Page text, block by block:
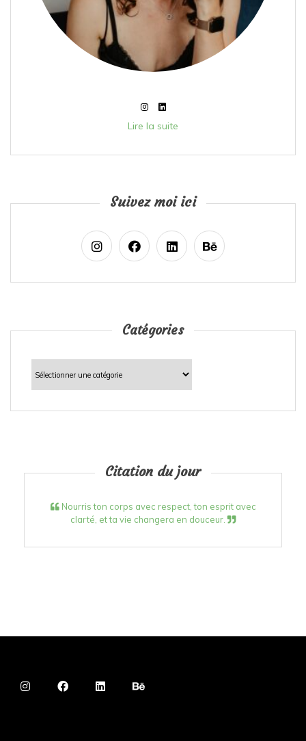
Lire la suite
Suivez moi ici
Catégories
Catégories
Citation du jour
Nourris ton corps avec respect, ton esprit avec
clarté, et ta vie changera en douceur.